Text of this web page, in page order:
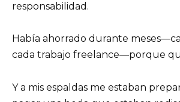
responsabilidad.
Había ahorrado durante
cada trabajo freelance—porque
Y a mis espaldas me estaban